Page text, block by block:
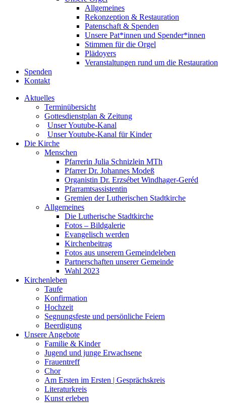
Allgemeines
Rekonzeption & Restauration
Patenschaft & Spenden
Unsere Pat*innen und Spender*innen
Stimmen für die Orgel
Plädoyers
Veranstaltungen rund um die Restauration
Spenden
Kontakt
Aktuelles
Terminübersicht
Gottesdienstplan & Zeitung
Unser Youtube-Kanal
Unser Youtube-Kanal für Kinder
Die Kirche
Menschen
Pfarrerin Julia Schnizlein MTh
Pfarrer Dr. Johannes Modeß
Organistin Dr. Erzsébet Windhager-Geréd
Pfarramtsassistentin
Gremien der Lutherischen Stadtkirche
Allgemeines
Die Lutherische Stadtkirche
Fotos – Bildgalerie
Evangelisch werden
Kirchenbeitrag
Fotos aus unserem Gemeindeleben
Partnerschaften unserer Gemeinde
Wahl 2023
Kirchenleben
Taufe
Konfirmation
Hochzeit
Segnungsfeste und persönliche Feiern
Beerdigung
Unsere Angebote
Familie & Kinder
Jugend und junge Erwachsene
Frauentreff
Chor
Am Ersten im Ersten | Gesprächskreis
Literaturkreis
Kunst erleben